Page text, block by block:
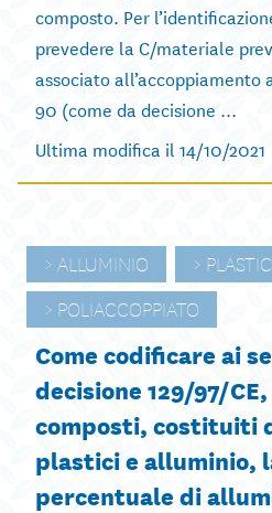
composto. Per
prevedere la C/materiale
associato
90 (come da decisione ...
Ultima modifica il 14/10/2021
ALLUMINIO
POLIACCOPPIATO
Come codificare ai
decisione 129/97/
composti, costituiti
plastici e alluminio,
percentuale di